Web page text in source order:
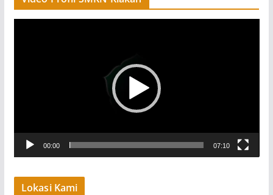
a
r
00:00 07:10
Lokasi Kami